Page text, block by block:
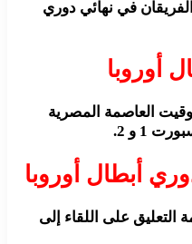
في نهائي دوري
أوروبا
العاصمة المصرية
1 و 2.
أبطال أوروبا
بى إن سبورت 1 مهمة التعليق على اللقاء إلى